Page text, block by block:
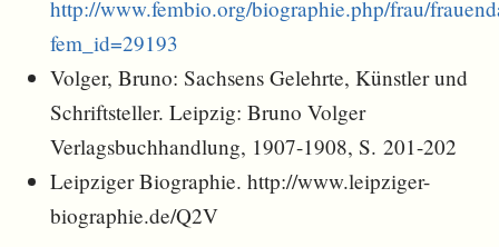
http://www.fembio.org/biographie.php/frau/
fem_id=29193
Volger, Bruno: Sachsens Gelehrte, Künstler und
Schriftsteller. Leipzig: Bruno Volger
Verlagsbuchhandlung, 1907-1908, S. 201-202
Leipziger Biographie. http://www.leipziger-
biographie.de/Q2V